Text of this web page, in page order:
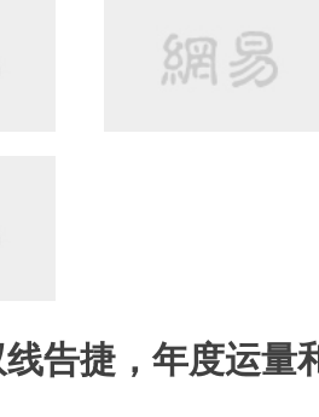
告捷，年度运量